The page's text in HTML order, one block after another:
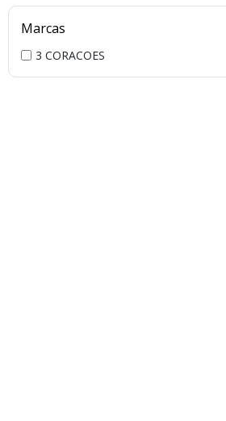
Marcas
3 CORACOES